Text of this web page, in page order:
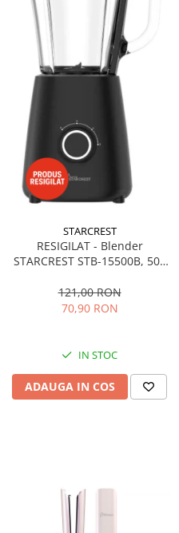
STARCREST
RESIGILAT - Blender
STARCREST STB-15500B, 500
Pulse, Negru
121,00 RON
70,90 RON
IN STOC
ADAUGA IN COS